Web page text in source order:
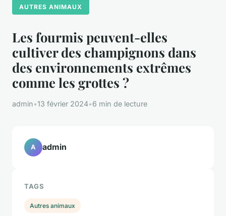
AUTRES ANIMAUX
Les fourmis peuvent-elles
cultiver des champignons dans
des environnements extrêmes
comme les grottes ?
admin•13 février 2024•6 min de lecture
A admin
TAGS
Autres animaux